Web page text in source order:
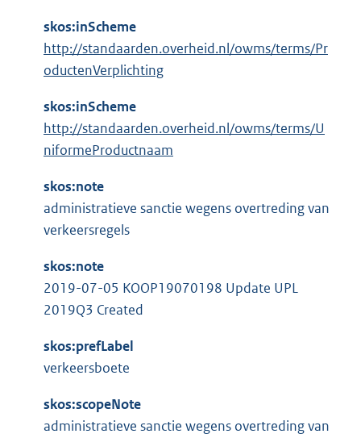
skos:inScheme
http://standaarden.overheid.nl/owms/terms/Pr
oductenVerplichting
skos:inScheme
http://standaarden.overheid.nl/owms/terms/U
niformeProductnaam
skos:note
administratieve sanctie wegens overtreding van
verkeersregels
skos:note
2019-07-05 KOOP19070198 Update UPL
2019Q3 Created
skos:prefLabel
verkeersboete
skos:scopeNote
administratieve sanctie wegens overtreding van